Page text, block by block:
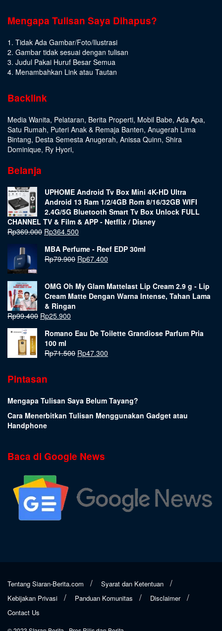
Mengapa Tulisan Saya Dihapus?
1. Tidak Ada Gambar/Foto/Ilustrasi
2. Gambar tidak sesuai dengan tulisan
3. Judul Pakai Huruf Besar Semua
4. Menambahkan Link atau Tautan
Backlink
Media Wanita, Pelataran, Berita Properti, Mobil Babe, Ada Apa,
Satu Rumah, Puteri Anak & Remaja Banten, Anugerah Lima
Bintang, Desta Semesta Anugerah, Anissa Quinn, Shira
Dominique, Ry Hyori,
Belanja
UPHOME Android Tv Box Mini 4K-HD Ultra
Android 13 Ram 1/2/4GB Rom 8/16/32GB WIFI
2.4G/5G Bluetooth Smart Tv Box Unlock FULL
CHANNEL TV & Film & APP - Netflix / Disney
Rp369.000 Rp364.500
MBA Perfume - Reef EDP 30ml
Rp79.900 Rp67.400
OMG Oh My Glam Mattelast Lip Cream 2.9 g - Lip
Cream Matte Dengan Warna Intense, Tahan Lama
& Ringan
Rp99.400 Rp25.900
Romano Eau De Toilette Grandiose Parfum Pria
100 ml
Rp71.500 Rp47.300
Pintasan
Mengapa Tulisan Saya Belum Tayang?
Cara Menerbitkan Tulisan Menggunakan Gadget atau
Handphone
Baca di Google News
Tentang Siaran-Berita.com
Syarat dan Ketentuan
Kebijakan Privasi
Panduan Komunitas
Disclaimer
Contact Us